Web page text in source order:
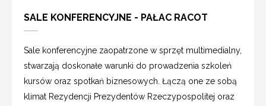
SALE KONFERENCYJNE - PAŁAC RACOT
Sale konferencyjne zaopatrzone w sprzęt multimedialny,
stwarzają doskonałe warunki do prowadzenia szkoleń
kursów oraz spotkań biznesowych. Łączą one ze sobą
klimat Rezydencji Prezydentów Rzeczypospolitej oraz